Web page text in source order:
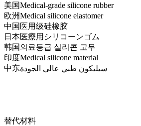
美国Medical-grade silicone rubber
欧洲Medical silicone elastomer
中国 医用级硅橡胶
日本医療用シリコーンゴム
韩国의료등급 실리콘 고무
印度Medical silicone material
中东سيليكون طبي عالي الجودة
替代材料